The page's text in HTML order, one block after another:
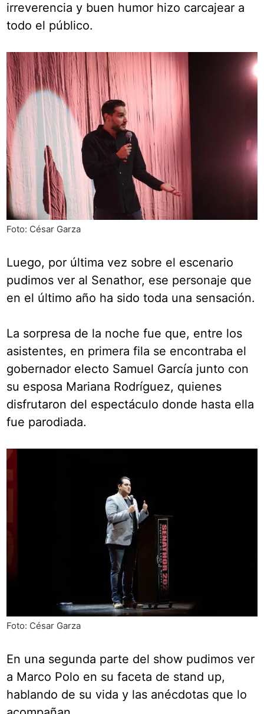
irreverencia y buen humor hizo carcajear a
todo el público.
Foto: César Garza
Luego, por última vez sobre el escenario
pudimos ver al Senathor, ese personaje que
en el último año ha sido toda una sensación.
La sorpresa de la noche fue que, entre los
asistentes, en primera fila se encontraba el
gobernador electo Samuel García junto con
su esposa Mariana Rodríguez, quienes
disfrutaron del espectáculo donde hasta ella
fue parodiada.
Foto: César Garza
En una segunda parte del show pudimos ver
a Marco Polo en su faceta de stand up,
hablando de su vida y las anécdotas que lo